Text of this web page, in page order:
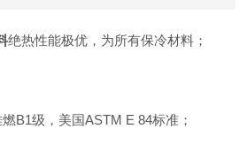
绝热性能极优，为所有保冷材料；
B1级，美国ASTM E 84标准；